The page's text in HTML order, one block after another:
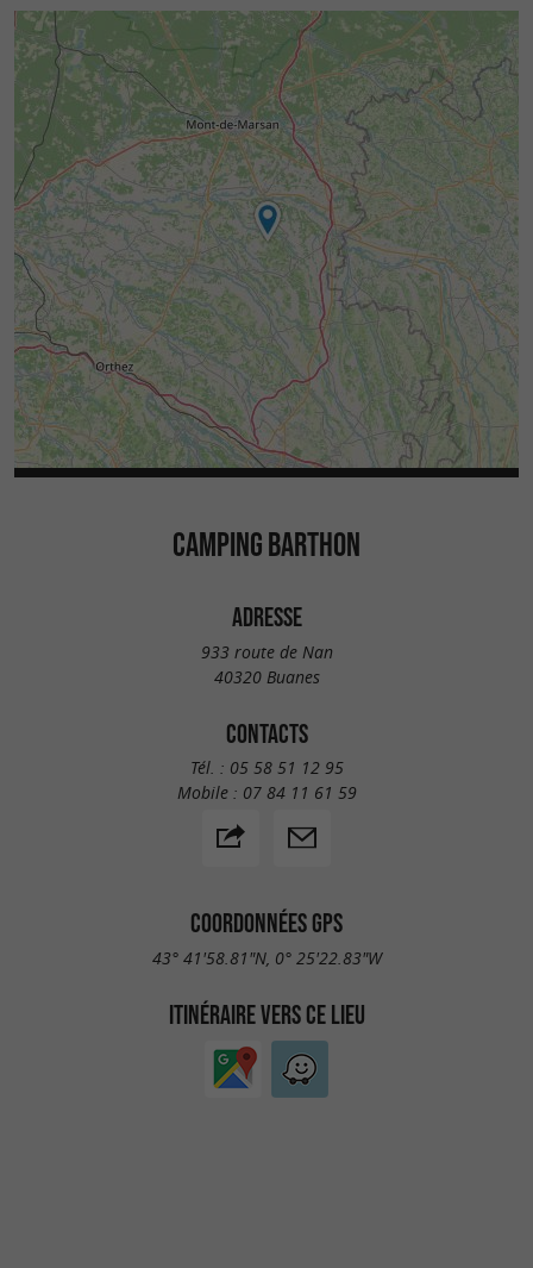
CAMPING BARTHON
ADRESSE
933 route de Nan
40320 Buanes
CONTACTS
Tél. : 05 58 51 12 95
Mobile : 07 84 11 61 59
COORDONNÉES GPS
43° 41'58.81"N, 0° 25'22.83"W
ITINÉRAIRE VERS CE LIEU